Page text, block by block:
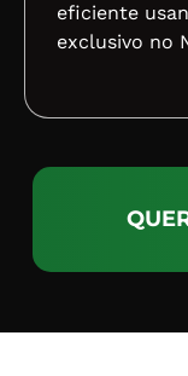
eficiente
exclusivo no